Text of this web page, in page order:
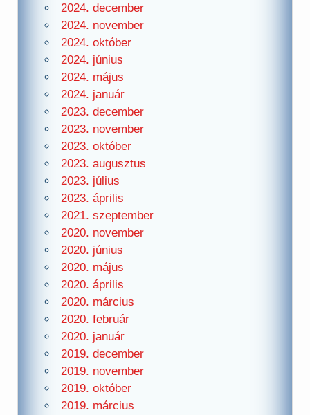
2024. december
2024. november
2024. október
2024. június
2024. május
2024. január
2023. december
2023. november
2023. október
2023. augusztus
2023. július
2023. április
2021. szeptember
2020. november
2020. június
2020. május
2020. április
2020. március
2020. február
2020. január
2019. december
2019. november
2019. október
2019. március